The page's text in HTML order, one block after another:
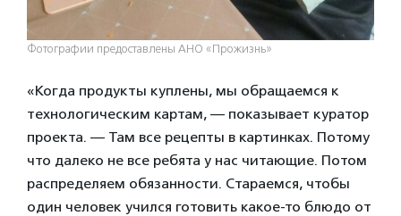
Фотографии предоставлены АНО «Прожизнь»
«Когда продукты куплены, мы обращаемся к
технологическим картам, — показывает куратор
проекта. — Там все рецепты в картинках. Потому
что далеко не все ребята у нас читающие. Потом
распределяем обязанности. Стараемся, чтобы
один человек учился готовить какое-то блюдо от